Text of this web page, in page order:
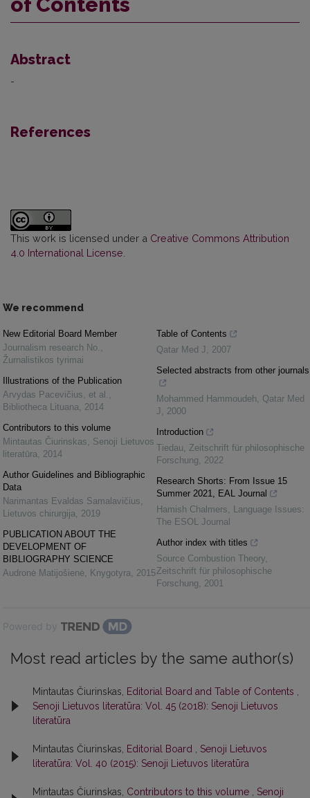
Abstract
-
References
This work is licensed under a Creative Commons Attribution
4.0 International License
We recommend
New Editorial Board Member
Journalism research No.
Žurnalistikos tyrimai
Illustrations of the Publication
Arvydas Pacevičius, et al.
Bibliotheca Lituana
2014
Contributors to this volume
Mintautas Čiurinskas
Senoji Lietuvos
literatūra
2014
Author Guidelines and Bibliographic
Data
Narimantas Evaldas Samalavičius
Lietuvos chirurgija
2019
PUBLICATION ABOUT THE
DEVELOPMENT OF
BIBLIOGRAPHY SCIENCE
Audronė Matijošienė Knygotyra 2015
Table of Contents
Qatar Med J
2007
Selected abstracts from other journals
Mohammed Hammoudeh
Qatar Med
J
2000
Introduction
Tiedau
Zeitschrift für philosophische
Forschung
2022
Research Shorts: From Issue 15
Summer 2021, EAL Journal
Hamish Chalmers
Language Issues:
The ESOL Journal
Author index with titles
Source Combustion Theory
Zeitschrift für philosophische
Forschung
2001
Powered by
Most read articles by the same author(s)
Mintautas Čiurinskas, Editorial Board and Table of Contents
Senoji Lietuvos literatūra: Vol. 45 (2018): Senoji Lietuvos
literatūra
Mintautas Čiurinskas, Editorial Board
Senoji Lietuvos
literatūra: Vol. 40 (2015): Senoji Lietuvos literatūra
Mintautas Čiurinskas, Contributors to this volume
Senoji